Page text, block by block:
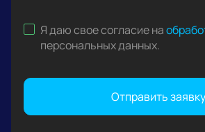
Я даю свое согласие на
персональных данных.
Отправить заявку